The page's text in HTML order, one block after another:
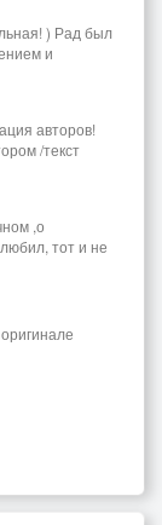
) Рад был
и
авторов!
/текст
,о
тот и не